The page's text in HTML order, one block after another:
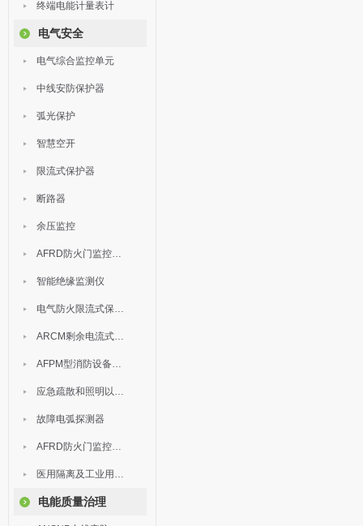
终端电能计量表计
电气安全
电气综合监控单元
中线安防保护器
弧光保护
智慧空开
限流式保护器
断路器
余压监控
AFRD防火门监控模块
智能绝缘监测仪
电气防火限流式保护器
ARCM剩余电流式电气火灾监控装置
AFPM型消防设备电源监控系统
应急疏散和照明以及灯具
故障电弧探测器
AFRD防火门监控系统
医用隔离及工业用电绝缘检测
电能质量治理